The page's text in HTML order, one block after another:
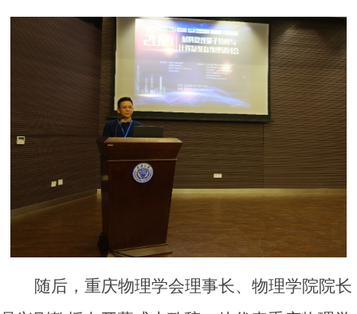
随后，重庆物理学会理事长、物理学院院长